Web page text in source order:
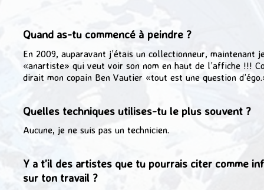
Quand as-tu commencé à peindre ?
En 2009, auparavant j’étais un collectionneur, maintenant
«anartiste» qui veut voir son nom en haut de l’affiche !!!
dirait mon copain Ben Vautier «tout est une question
Quelles techniques utilises-tu le plus souvent ?
Aucune, je ne suis pas un technicien.
Y a t’il des artistes que tu pourrais citer comme
sur ton travail ?